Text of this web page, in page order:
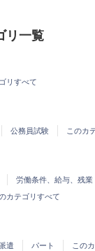
リ一覧
リすべて
公務員試験 このカ
労働条件、給与、残業
カテゴリすべて
遣 パート この